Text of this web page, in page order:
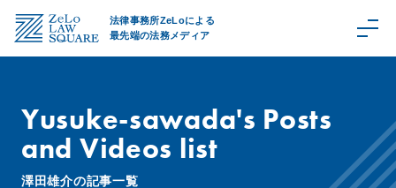
法律事務所ZeLoによる
最先端の法務メディア
C
Yusuke-sawada's Posts
and Videos list
澤田雄介の記事一覧